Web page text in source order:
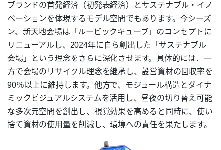
ブランドの首発経済（初発表経済）とサステナブル・イノ
ベーションを体現するモデル空間でもあります。今シーズ
ン、新天地会場は「ルービックキューブ」のコンセプトに
リニューアルし、2024年に自ら創出した「サステナブル
会場」という理念をさらに深化させます。具体的には、一
方で会場のリサイクル理念を継承し、設営資材の回収率を
90％以上に維持します。他方で、モジュール構造とダイナ
ミックビジュアルシステムを活用し、昼夜の切り替え可能
な多次元空間を創出し、視覚効果を高めると同時に、使い
捨て資材の使用量を削減し、環境への責任を果たします。